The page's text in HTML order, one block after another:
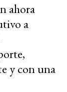
ahora
a
y con una